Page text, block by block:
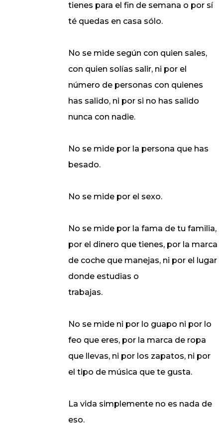
tienes para el fin de semana o por sí
té quedas en casa sólo.
No se mide según con quien sales,
con quien solías salir, ni por el
número de personas con quienes
has salido, ni por si no has salido
nunca con nadie.
No se mide por la persona que has
besado.
No se mide por el sexo.
No se mide por la fama de tu familia,
por el dinero que tienes, por la marca
de coche que manejas, ni por el lugar
donde estudias o
trabajas.
No se mide ni por lo guapo ni por lo
feo que eres, por la marca de ropa
que llevas, ni por los zapatos, ni por
el tipo de música que te gusta.
La vida simplemente no es nada de
eso.